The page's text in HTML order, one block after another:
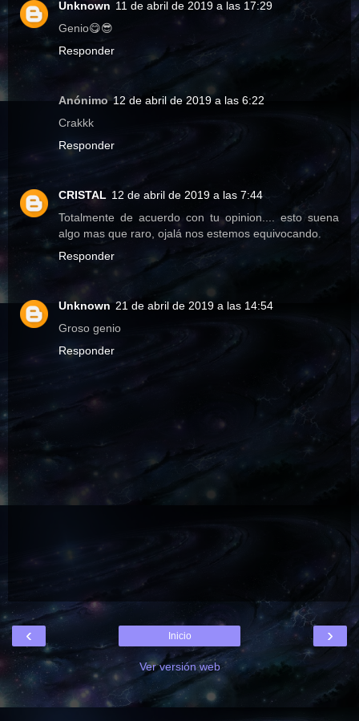
Unknown 11 de abril de 2019 a las 17:29
Genio😋😎
Responder
Anónimo 12 de abril de 2019 a las 6:22
Crakkk
Responder
CRISTAL 12 de abril de 2019 a las 7:44
Totalmente de acuerdo con tu opinion.... esto suena
algo mas que raro, ojalá nos estemos equivocando.
Responder
Unknown 21 de abril de 2019 a las 14:54
Groso genio
Responder
‹ ›
Inicio
Ver versión web